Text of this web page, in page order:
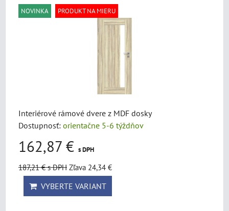
NOVINKA PRODUKT NA MIERU
Interiérové rámové dvere z MDF dosky
Dostupnosť: orientačne 5-6 týždňov
162,87 € s DPH
187,21 €s DPH Zľava 24,34 €
VYBERTE VARIANT